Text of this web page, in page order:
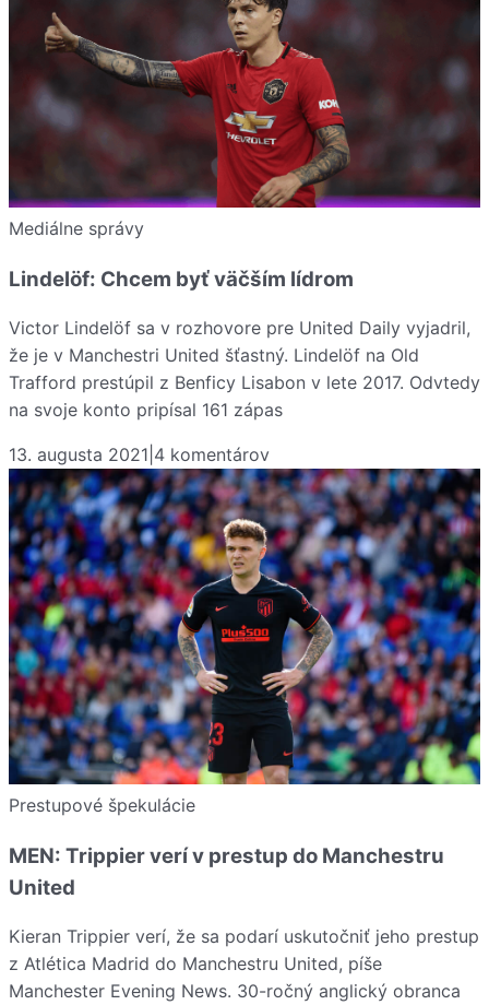
Mediálne správy
Lindelöf: Chcem byť väčším lídrom
Victor Lindelöf sa v rozhovore pre United Daily vyjadril,
že je v Manchestri United šťastný. Lindelöf na Old
Trafford prestúpil z Benficy Lisabon v lete 2017. Odvtedy
na svoje konto pripísal 161 zápas
13. augusta 2021 4 komentárov
Prestupové špekulácie
MEN: Trippier verí v prestup do Manchestru
United
Kieran Trippier verí, že sa podarí uskutočniť jeho prestup
z Atlética Madrid do Manchestru United, píše
Manchester Evening News. 30-ročný anglický obranca